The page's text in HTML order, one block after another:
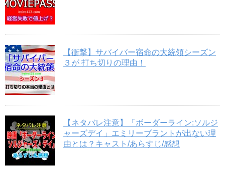
【衝撃】サバイバー宿命の大統領シーズン
３が 打ち切りの理由！
【ネタバレ注意】「ボーダーライン:ソルジ
ャーズデイ」エミリーブラントが出ない理
由とは？キャスト/あらすじ/感想